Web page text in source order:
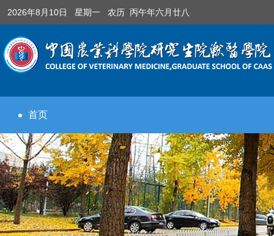
2026年8月10日 星期一 农历 丙午年六月廿八
首页